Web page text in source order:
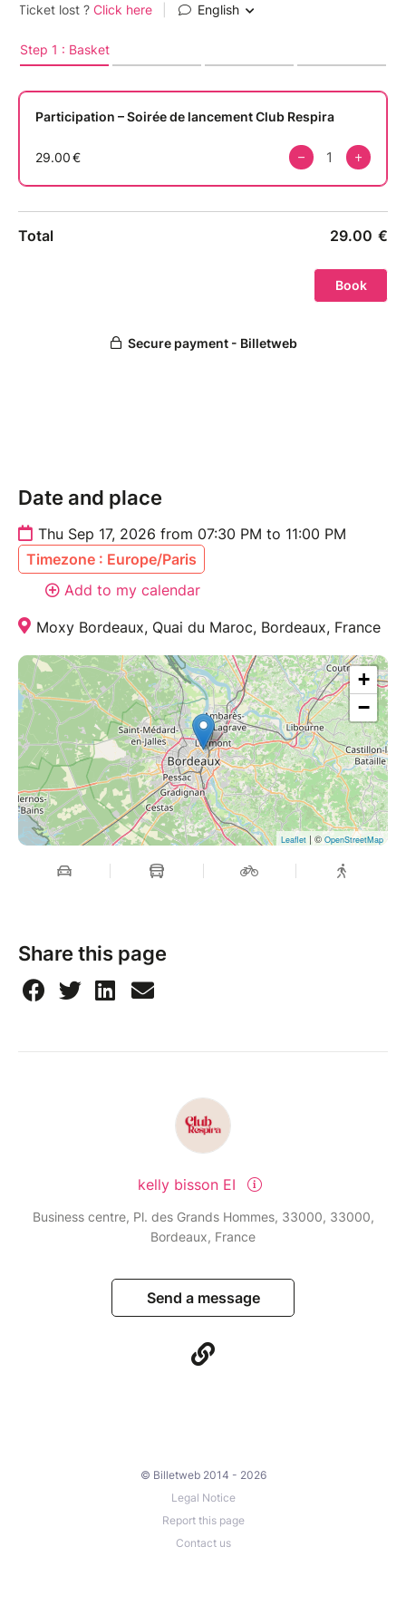
Date and place
Thu Sep 17, 2026 from 07:30 PM to 11:00 PM
Timezone : Europe/Paris
Add to my calendar
Moxy Bordeaux, Quai du Maroc, Bordeaux, France
+
−
Leaflet | © OpenStreetMap
Share this page
kelly bisson EI
Business centre, Pl. des Grands Hommes, 33000, 33000,
Bordeaux, France
Send a message
© Billetweb 2014 - 2026
Legal Notice
Report this page
Contact us